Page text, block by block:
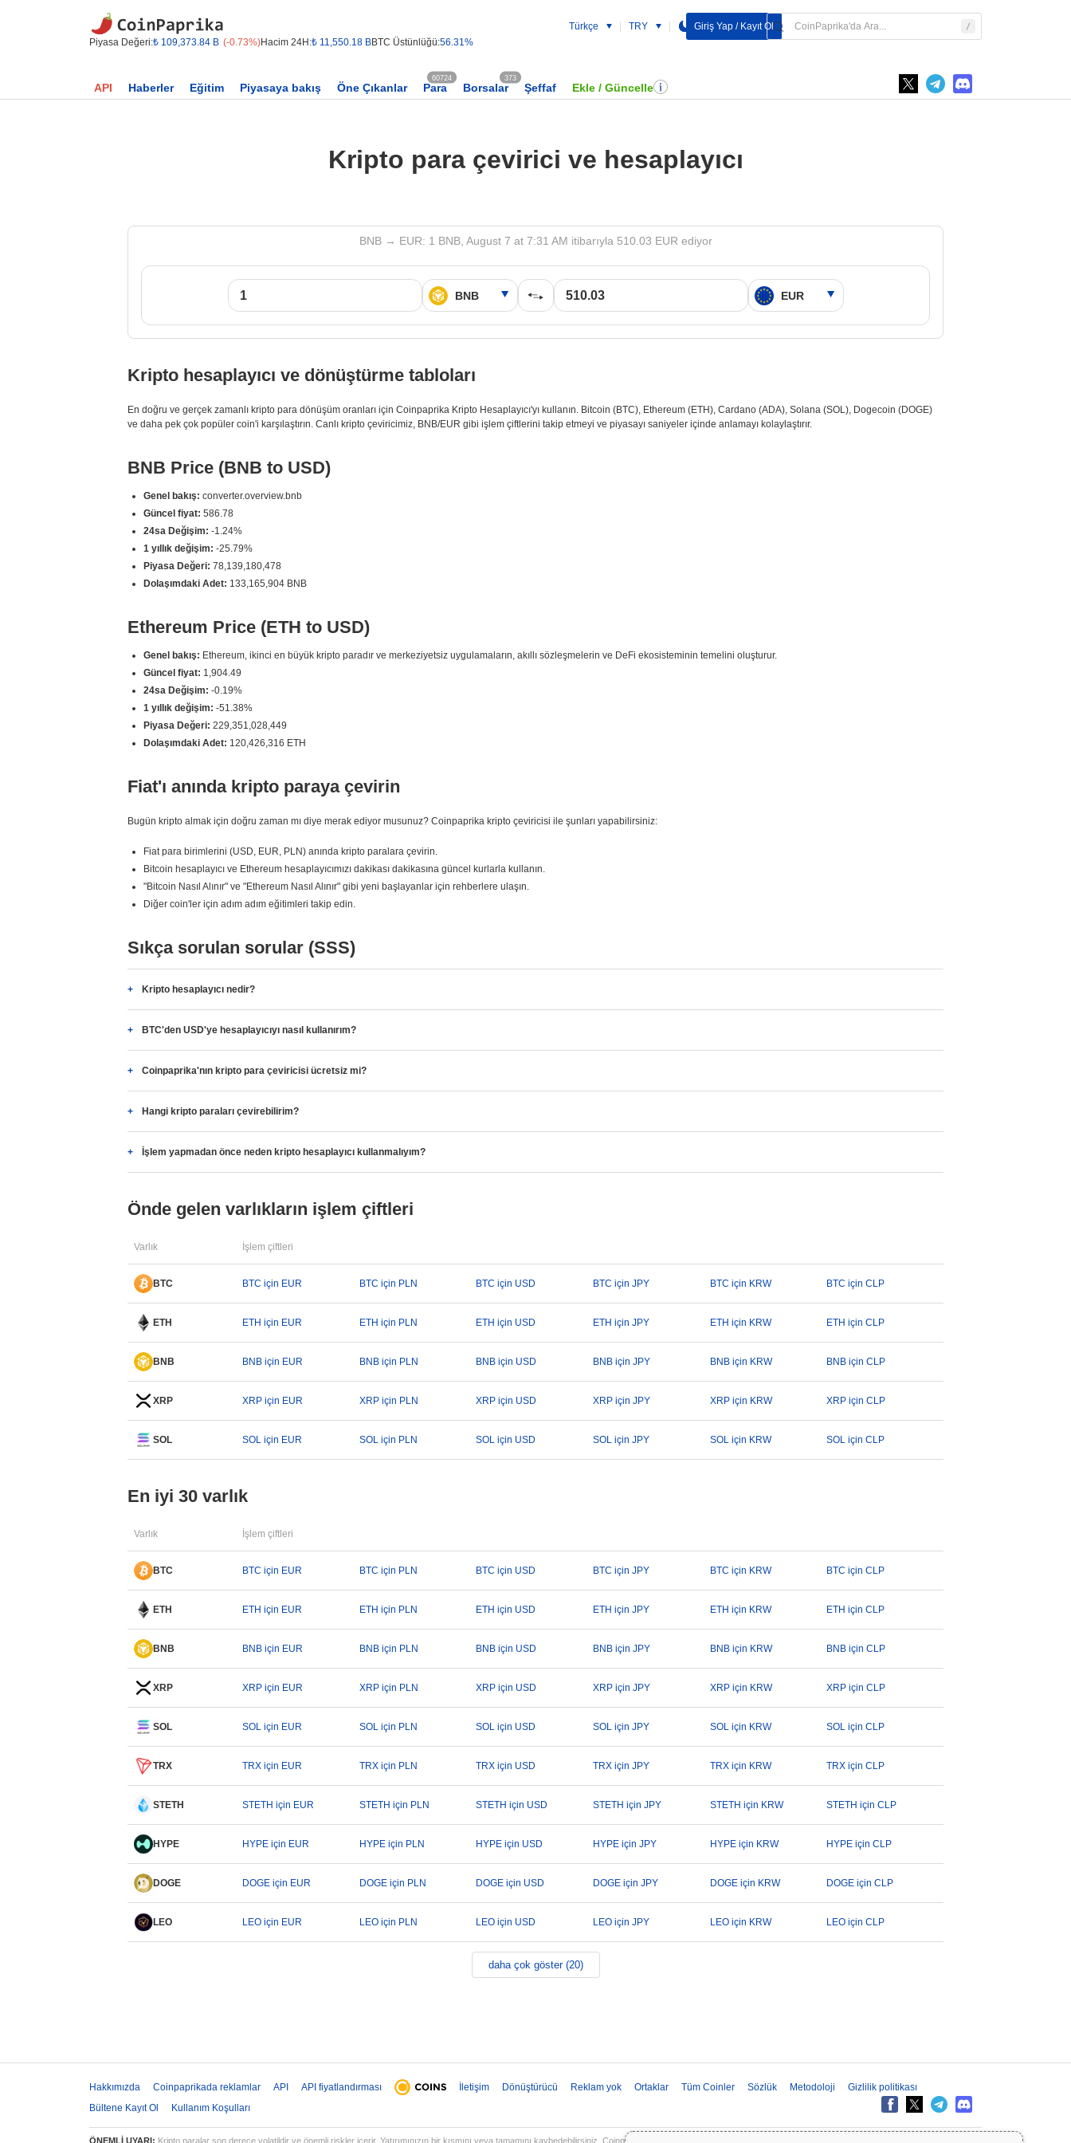
Piyasa Değeri:₺ 109,373.84 B (-0.73%)Hacim 24H:₺ 11,550.18 BBTC Üstünlüğü:56.31%
Türkçe TRY Giriş Yap / Kayıt Ol
API Haberler Eğitim Piyasaya bakış Öne Çıkanlar Para
60724
Borsalar
373
Şeffaf Ekle / Güncelle
Kripto para çevirici ve hesaplayıcı
BNB → EUR: 1 BNB, August 7 at 7:31 AM itibarıyla 510.03 EUR ediyor
Kripto hesaplayıcı ve dönüştürme tabloları
En doğru ve gerçek zamanlı kripto para dönüşüm oranları için Coinpaprika Kripto Hesaplayıcı'yı kullanın. Bitcoin (BTC), Ethereum (ETH), Cardano (ADA), Solana (SOL), Dogecoin (DOGE)
ve daha pek çok popüler coin'i karşılaştırın. Canlı kripto çeviricimiz, BNB/EUR gibi işlem çiftlerini takip etmeyi ve piyasayı saniyeler içinde anlamayı kolaylaştırır.
BNB Price (BNB to USD)
Genel bakış: converter.overview.bnb
Güncel fiyat: 586.78
24sa Değişim: -1.24%
1 yıllık değişim: -25.79%
Piyasa Değeri: 78,139,180,478
Dolaşımdaki Adet: 133,165,904 BNB
Ethereum Price (ETH to USD)
Genel bakış: Ethereum, ikinci en büyük kripto paradır ve merkeziyetsiz uygulamaların, akıllı sözleşmelerin ve DeFi ekosisteminin temelini oluşturur.
Güncel fiyat: 1,904.49
24sa Değişim: -0.19%
1 yıllık değişim: -51.38%
Piyasa Değeri: 229,351,028,449
Dolaşımdaki Adet: 120,426,316 ETH
Fiat'ı anında kripto paraya çevirin
Bugün kripto almak için doğru zaman mı diye merak ediyor musunuz? Coinpaprika kripto çeviricisi ile şunları yapabilirsiniz:
Fiat para birimlerini (USD, EUR, PLN) anında kripto paralara çevirin.
Bitcoin hesaplayıcı ve Ethereum hesaplayıcımızı dakikası dakikasına güncel kurlarla kullanın.
"Bitcoin Nasıl Alınır" ve "Ethereum Nasıl Alınır" gibi yeni başlayanlar için rehberlere ulaşın.
Diğer coin'ler için adım adım eğitimleri takip edin.
Sıkça sorulan sorular (SSS)
Kripto hesaplayıcı nedir?
BTC'den USD'ye hesaplayıcıyı nasıl kullanırım?
Coinpaprika'nın kripto para çeviricisi ücretsiz mi?
Hangi kripto paraları çevirebilirim?
İşlem yapmadan önce neden kripto hesaplayıcı kullanmalıyım?
Önde gelen varlıkların işlem çiftleri
Varlık İşlem çiftleri
BTC BTC için EUR BTC için PLN BTC için USD BTC için JPY BTC için KRW BTC için CLP
ETH ETH için EUR ETH için PLN ETH için USD ETH için JPY ETH için KRW ETH için CLP
BNB BNB için EUR BNB için PLN BNB için USD BNB için JPY BNB için KRW BNB için CLP
XRP XRP için EUR XRP için PLN XRP için USD XRP için JPY XRP için KRW XRP için CLP
SOL SOL için EUR SOL için PLN SOL için USD SOL için JPY SOL için KRW SOL için CLP
En iyi 30 varlık
Varlık İşlem çiftleri
BTC BTC için EUR BTC için PLN BTC için USD BTC için JPY BTC için KRW BTC için CLP
ETH ETH için EUR ETH için PLN ETH için USD ETH için JPY ETH için KRW ETH için CLP
BNB BNB için EUR BNB için PLN BNB için USD BNB için JPY BNB için KRW BNB için CLP
XRP XRP için EUR XRP için PLN XRP için USD XRP için JPY XRP için KRW XRP için CLP
SOL SOL için EUR SOL için PLN SOL için USD SOL için JPY SOL için KRW SOL için CLP
TRX TRX için EUR TRX için PLN TRX için USD TRX için JPY TRX için KRW TRX için CLP
STETH STETH için EUR STETH için PLN STETH için USD STETH için JPY STETH için KRW STETH için CLP
HYPE HYPE için EUR HYPE için PLN HYPE için USD HYPE için JPY HYPE için KRW HYPE için CLP
DOGE DOGE için EUR DOGE için PLN DOGE için USD DOGE için JPY DOGE için KRW DOGE için CLP
LEO LEO için EUR LEO için PLN LEO için USD LEO için JPY LEO için KRW LEO için CLP
daha çok göster (20)
Hakkımızda Coinpaprikada reklamlar API API fiyatlandırması İletişim Dönüştürücü Reklam yok Ortaklar Tüm Coinler Sözlük Metodoloji
Gizlilik politikası
Bültene Kayıt Ol
Kullanım Koşulları
ÖNEMLİ UYARI: Kripto paralar son derece volatildir ve önemli riskler içerir. Yatırımınızın bir kısmını veya tamamını kaybedebilirsiniz. Coinpaprika üzerindeki tüm bilgiler yalnızca bilgilendirme amaçlıdır ve finansal veya yatırım